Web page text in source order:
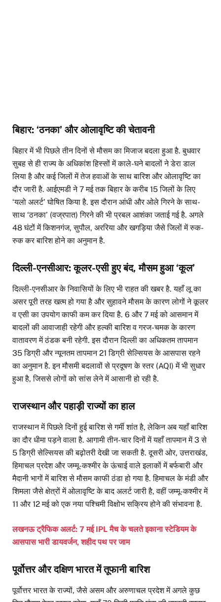
बिहार: ‘ठनका’ और ओलावृष्टि की चेतावनी
बिहार में भी पिछले तीन दिनों से मौसम का मिजाज बदला हुआ है. बुधवार
सुबह से ही राज्य के अधिकांश हिस्सों में काले-घने बादलों ने डेरा डाल
लिया है और कई जिलों में तेज हवाओं के साथ बारिश और ओलावृष्टि का
दौर जारी है. आईएमडी ने 7 मई तक बिहार के करीब 15 जिलों के लिए
‘यलो अलर्ट’ घोषित किया है. इस दौरान आंधी और ओले गिरने के साथ-
साथ ‘ठनका’ (वज्रपात) गिरने की भी प्रबल आशंका जताई गई है. अगले
48 घंटों में किशनगंज, सुपौल, अररिया और खगड़िया जैसे जिलों में रुक-
रुक कर बारिश होने का अनुमान है.
दिल्ली-एनसीआर: कूलर-एसी हुए बंद, मौसम हुआ ‘कूल’
दिल्ली-एनसीआर के निवासियों के लिए भी राहत की खबर है. यहाँ लू का
असर पूरी तरह खत्म हो गया है और सुहावने मौसम के कारण लोगों ने कूलर
व एसी का उपयोग काफी कम कर दिया है. 6 और 7 मई को आसमान में
बादलों की आवाजाही रहेगी और हल्की बारिश व गरज-चमक के कारण
वातावरण में ठंडक बनी रहेगी. इस दौरान दिल्ली का अधिकतम तापमान
35 डिग्री और न्यूनतम तापमान 21 डिग्री सेल्सियस के आसपास रहने
का अनुमान है. इन मौसमी बदलावों से प्रदूषण के स्तर (AQI) में भी सुधार
हुआ है, जिससे लोगों को सांस लेने में आसानी हो रही है.
राजस्थान और पहाड़ी राज्यों का हाल
राजस्थान में पिछले दिनों हुई बारिश से गर्मी शांत है, लेकिन अब यहाँ बारिश
का दौर धीमा पड़ने वाला है. आगामी तीन-चार दिनों में यहाँ तापमान में 3 से
5 डिग्री सेल्सियस की बढ़ोतरी देखी जा सकती है. दूसरी ओर, उत्तराखंड,
हिमाचल प्रदेश और जम्मू-कश्मीर के ऊंचाई वाले इलाकों में बर्फबारी और
मैदानी भागों में बारिश से मौसम काफी ठंडा हो गया है. हिमाचल के मंडी और
शिमला जैसे क्षेत्रों में ओलावृष्टि के बाद अलर्ट जारी है, वहीं जम्मू-कश्मीर में
11 और 12 मई को एक नया पश्चिमी विक्षोभ सक्रिय होने की संभावना है.
लखनऊ ट्रैफिक अलर्ट: 7 मई IPL मैच के चलते इकाना स्टेडियम के
आसपास भारी डायवर्जन, शहीद पथ पर जाम
पूर्वोत्तर और दक्षिण भारत में तूफानी बारिश
पूर्वोत्तर भारत के राज्यों, जैसे असम और अरुणाचल प्रदेश में अगले कुछ